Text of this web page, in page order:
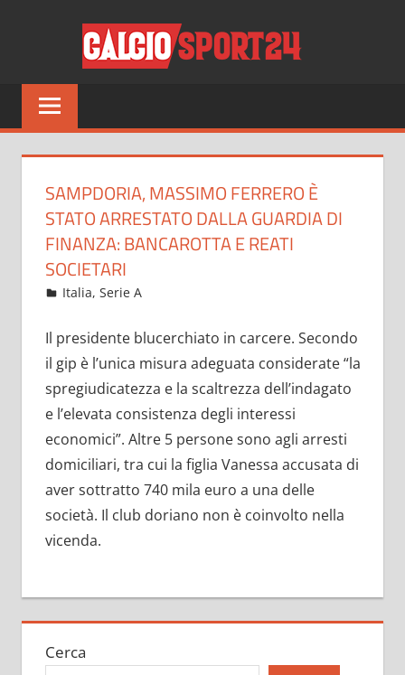
Tutto
sul
del
solo
SAMPDORIA, MASSIMO FERRERO È
STATO ARRESTATO DALLA GUARDIA DI
FINANZA: BANCAROTTA E REATI
SOCIETARI
Dicembre 7, 2021
admin
Italia,Serie A
Il presidente blucerchiato in carcere. Secondo
il gip è l’unica misura adeguata considerate “la
spregiudicatezza e la scaltrezza dell’indagato
e l’elevata consistenza degli interessi
economici”. Altre 5 persone sono agli arresti
domiciliari, tra cui la figlia Vanessa accusata di
aver sottratto 740 mila euro a una delle
società. Il club doriano non è coinvolto nella
vicenda.
Cerca